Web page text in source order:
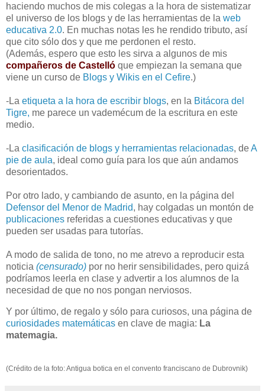
haciendo muchos de mis colegas a la hora de sistematizar
el universo de los blogs y de las herramientas de la web
educativa 2.0. En muchas notas les he rendido tributo, así
que cito sólo dos y que me perdonen el resto.
(Además, espero que esto les sirva a algunos de mis
compañeros de Castelló que empiezan la semana que
viene un curso de Blogs y Wikis en el Cefire.)
-La etiqueta a la hora de escribir blogs, en la Bitácora del
Tigre, me parece un vademécum de la escritura en este
medio.
-La clasificación de blogs y herramientas relacionadas, deA
pie de aula, ideal como guía para los que aún andamos
desorientados.
Por otro lado, y cambiando de asunto, en la página del
Defensor del Menor de Madrid, hay colgadas un montón de
publicaciones referidas a cuestiones educativas y que
pueden ser usadas para tutorías.
A modo de salida de tono, no me atrevo a reproducir esta
noticia (censurado) por no herir sensibilidades, pero quizá
podríamos leerla en clase y advertir a los alumnos de la
necesidad de que no nos pongan nerviosos.
Y por último, de regalo y sólo para curiosos, una página de
curiosidades matemáticas en clave de magia: La
matemagia.
(Crédito de la foto: Antigua botica en el convento franciscano de Dubrovnik)